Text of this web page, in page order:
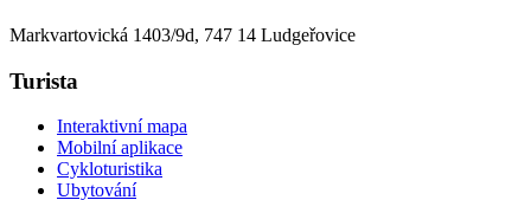
Markvartovická 1403/9d, 747 14 Ludgeřovice
Turista
Interaktivní mapa
Mobilní aplikace
Cykloturistika
Ubytování